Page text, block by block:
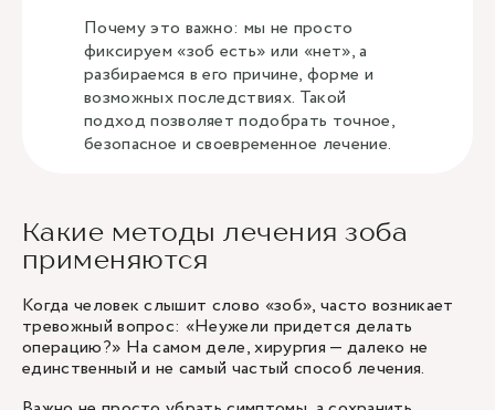
Почему это важно: мы не просто
фиксируем «зоб есть» или «нет», а
разбираемся в его причине, форме и
возможных последствиях. Такой
подход позволяет подобрать точное,
безопасное и своевременное лечение.
Какие методы лечения зоба
применяются
Когда человек слышит слово «зоб», часто возникает
тревожный вопрос: «Неужели придется делать
операцию?» На самом деле, хирургия — далеко не
единственный и не самый частый способ лечения.